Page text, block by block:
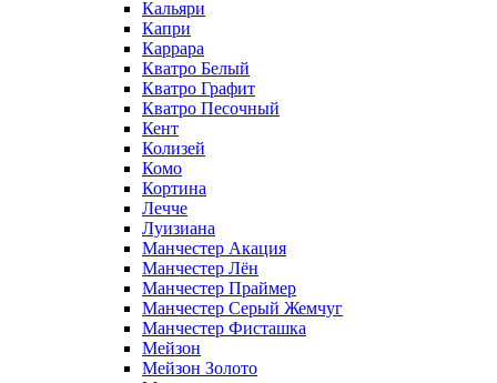
Кальяри
Капри
Каррара
Кватро Белый
Кватро Графит
Кватро Песочный
Кент
Колизей
Комо
Кортина
Лечче
Луизиана
Манчестер Акация
Манчестер Лён
Манчестер Праймер
Манчестер Серый Жемчуг
Манчестер Фисташка
Мейзон
Мейзон Золото